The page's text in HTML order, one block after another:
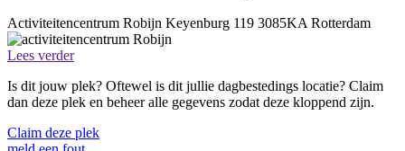
Activiteitencentrum Robijn Keyenburg 119 3085KA Rotterdam
Lees verder
Is dit jouw plek? Oftewel is dit jullie dagbestedings locatie? Claim
dan deze plek en beheer alle gegevens zodat deze kloppend zijn.
Claim deze plek